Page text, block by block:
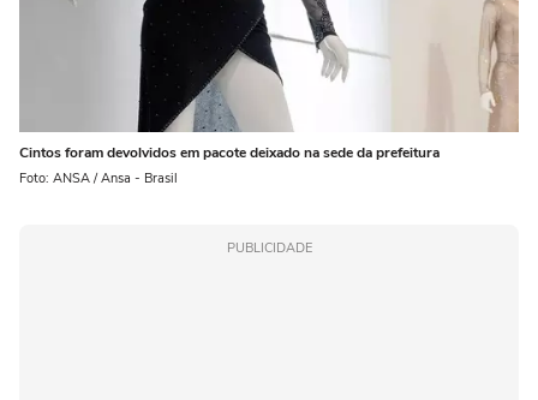
Cintos foram devolvidos em pacote deixado na sede da prefeitura
Foto: ANSA / Ansa - Brasil
PUBLICIDADE